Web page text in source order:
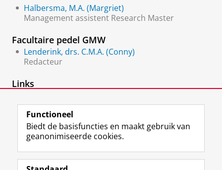
Halbersma, M.A. (Margriet)
Management assistent Research Master
Facultaire pedel GMW
Lenderink, drs. C.M.A. (Conny)
Redacteur
Links
Volg de RUG
F
a
L
i
R
S
I
n
Y
o
Functioneel
Biedt de basisfuncties en maakt gebruik van
geanonimiseerde cookies.